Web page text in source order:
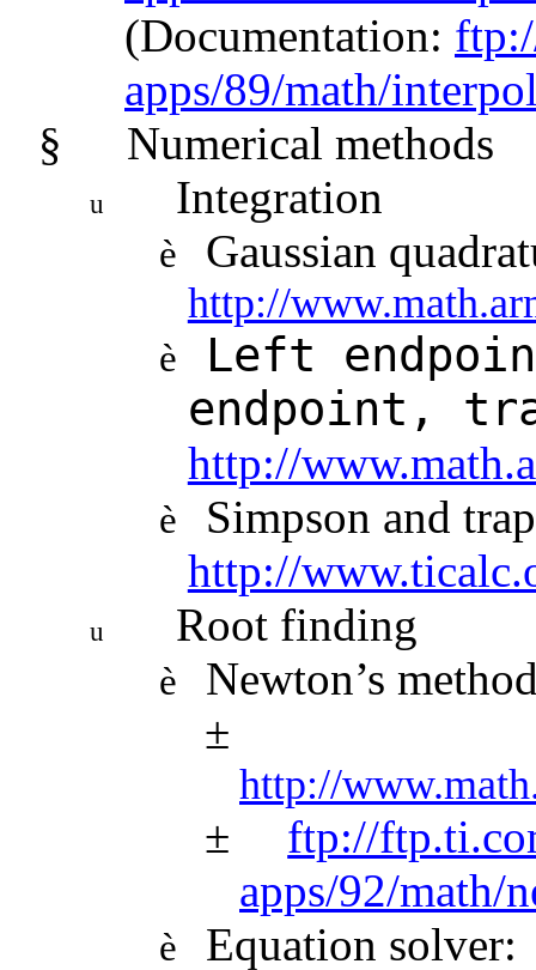
(Documentation:
apps/89/math/
§
Numerical methods
u Integration
è Gaussian
http://
è
Left
endpoint,
http://
è
Simpson and
http://
u Root finding
è
Newton’s
±
http://
±
ftp://
apps/92/math/
è
Equation solver: